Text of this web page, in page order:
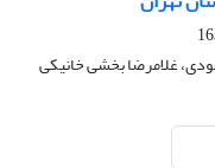
غلامرضا بخشی خانیکی